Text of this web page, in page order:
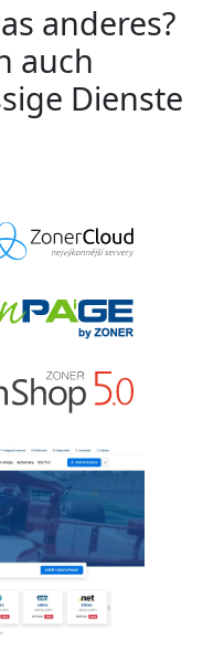
anderes?
auch
Dienste